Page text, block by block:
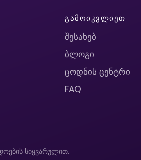
ᲒᲐᲛᲝᲘᲙᲕᲚᲘᲔᲗ
შესახებ
ბლოგი
ცოდნის ცენტრი
FAQ
სიყვარულით.